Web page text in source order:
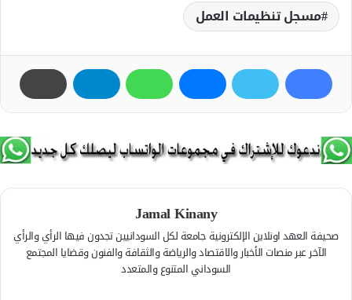
مسجل تنظيمات العمل
Jamal Kinany
صحيفة العهد اونلاين الإلكترونية جامعة لكل السودانيين تجدون فيها الرأي والرأي
الآخر عبر منصات الأخبار والاقتصاد والرياضة والثقافة والفنون وقضايا المجتمع
السوداني المتنوع والمتعدد